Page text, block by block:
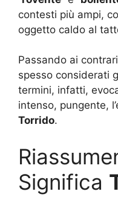
contesti più ampi,
oggetto caldo al
Passando ai
spesso considerati
termini, infatti,
intenso, pungente,
Torrido.
Significa